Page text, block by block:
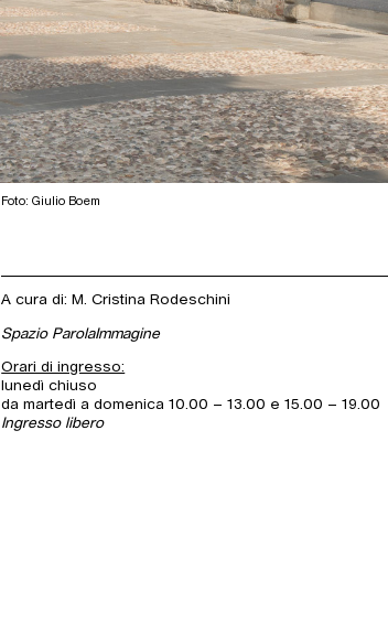
Foto: Giulio Boem
A cura di: M. Cristina Rodeschini
Spazio ParolaImmagine
Orari di ingresso:
lunedì chiuso
da martedì a domenica 10.00 – 13.00 e 15.00 – 19.00
Ingresso libero